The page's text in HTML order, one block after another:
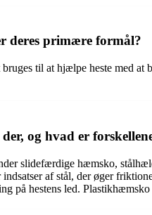
deres primære formål?
til at hjælpe heste med
og hvad er
slidefærdige hæmsko,
af stål, der øger
på hestens led.